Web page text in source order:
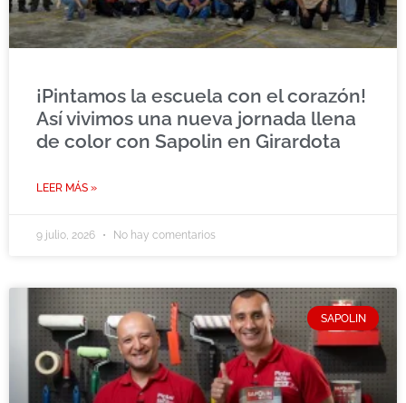
¡Pintamos la escuela con el corazón!
Así vivimos una nueva jornada llena
de color con Sapolin en Girardota
LEER MÁS »
9 julio, 2026 No hay comentarios
SAPOLIN